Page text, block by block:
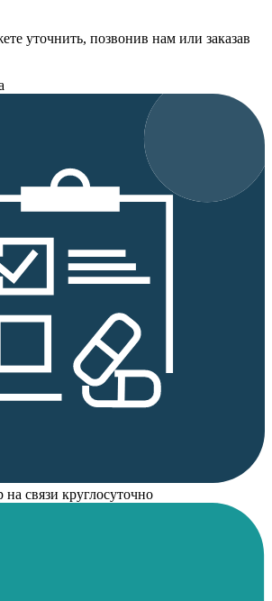
уточнить, позвонив нам или заказав
связи круглосуточно